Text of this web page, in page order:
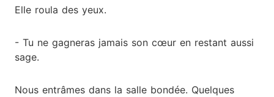
Elle roula des yeux.
- Tu ne gagneras jamais son cœur en restant aussi
sage.
Nous entrâmes dans la salle bondée. Quelques